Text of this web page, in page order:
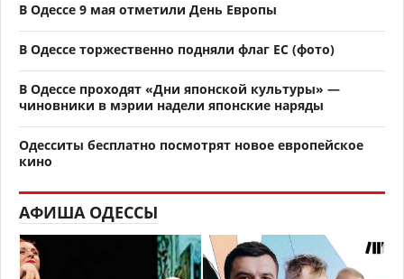
В Одессе 9 мая отметили День Европы
В Одессе торжественно подняли флаг ЕС (фото)
В Одессе проходят «Дни японской культуры» —
чиновники в мэрии надели японские наряды
Одесситы бесплатно посмотрят новое европейское
кино
АФИША ОДЕССЫ